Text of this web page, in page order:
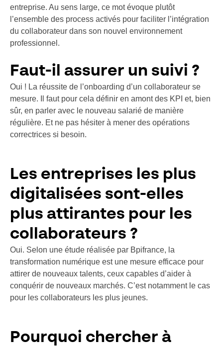
entreprise. Au sens large, ce mot évoque plutôt
l’ensemble des process activés pour faciliter l’intégration
du collaborateur dans son nouvel environnement
professionnel.
Faut-il assurer un suivi ?
Oui ! La réussite de l’onboarding d’un collaborateur se
mesure. Il faut pour cela définir en amont des KPI et, bien
sûr, en parler avec le nouveau salarié de manière
régulière. Et ne pas hésiter à mener des opérations
correctrices si besoin.
Les entreprises les plus
digitalisées sont-elles
plus attirantes pour les
collaborateurs ?
Oui. Selon une étude réalisée par Bpifrance, la
transformation numérique est une mesure efficace pour
attirer de nouveaux talents, ceux capables d’aider à
conquérir de nouveaux marchés. C’est notamment le cas
pour les collaborateurs les plus jeunes.
Pourquoi chercher à